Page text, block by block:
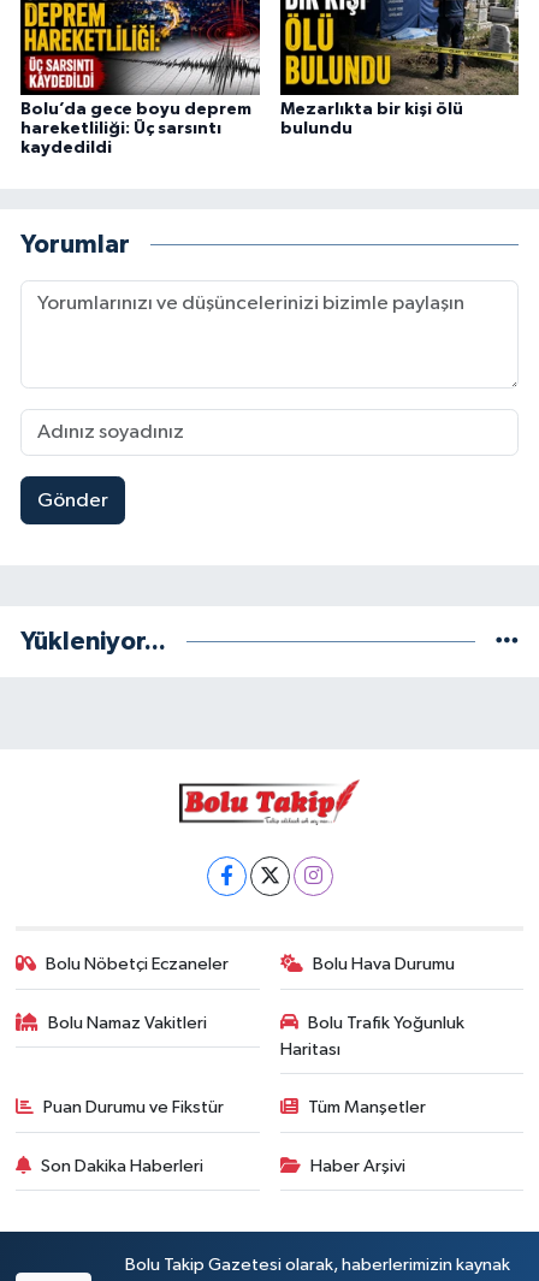
Bolu’da gece boyu deprem
hareketliliği: Üç sarsıntı
kaydedildi
Mezarlıkta bir kişi ölü
bulundu
Yorumlar
Gönder
Yükleniyor...
Bolu Nöbetçi Eczaneler Bolu Hava Durumu
Bolu Namaz Vakitleri
Bolu Trafik Yoğunluk
Haritası
Puan Durumu ve Fikstür Tüm Manşetler
Son Dakika Haberleri Haber Arşivi
Bolu Takip Gazetesi olarak, haberlerimizin kaynak